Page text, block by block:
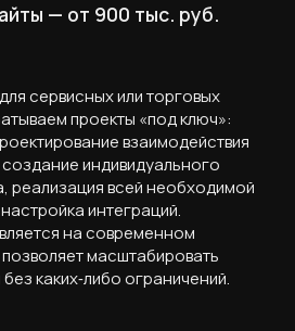
— от 900 тыс. руб.
сервисных или торговых
проекты «под ключ»:
взаимодействия
индивидуального
реализация всей необходимой
интеграций.
на современном
масштабировать
каких‑либо ограничений.